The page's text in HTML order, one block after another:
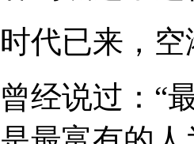
已来，空
说过：“最